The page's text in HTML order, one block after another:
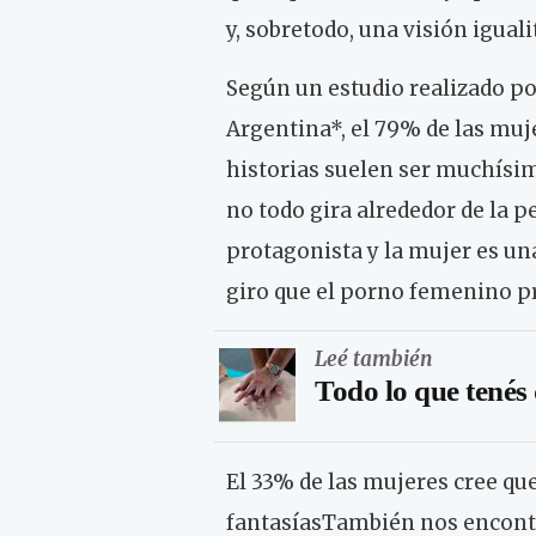
y, sobretodo, una visión
Según un estudio realizado
Argentina*, el 79% de las
historias suelen ser
no todo gira alrededor de la
protagonista y la mujer es
giro que el porno femenino
Leé también
Todo lo que
El 33% de las mujeres cree
fantasíasTambién nos